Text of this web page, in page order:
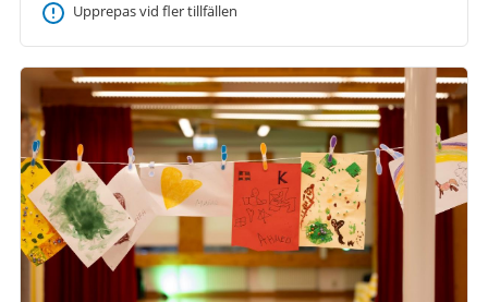
Upprepas vid fler tillfällen